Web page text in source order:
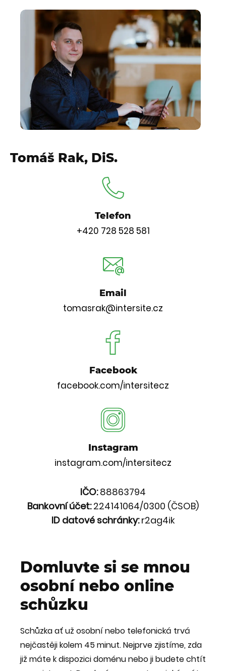
Tomáš Rak, DiS.
Telefon
+420 728 528 581
Email
tomasrak@intersite.cz
Facebook
facebook.com/intersitecz
Instagram
instagram.com/intersitecz
IČO:88863794
Bankovní účet:224141064/0300 (ČSOB)
ID datové schránky:r2ag4ik
Domluvte si se mnou
osobní nebo online
schůzku
Schůzka ať už osobní nebo telefonická trvá
nejčastěji kolem 45 minut. Nejprve zjistíme, zda
již máte k dispozici doménu nebo ji budete chtít